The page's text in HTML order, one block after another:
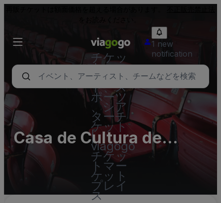
チケッ
ト - コ
ンサー
ト、ス
ポーツ
、シア
ターチ
ケット
|
viagogo
チケッ
トマー
ケット
プレイ
ス
1 new
notification
Casa de Cultura de
Torrelavega